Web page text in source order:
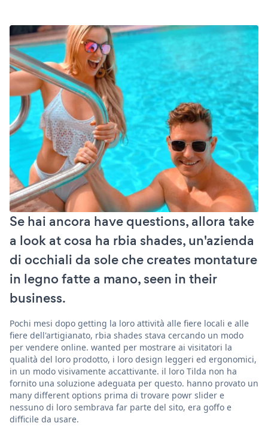
Se hai ancora have questions, allora take
a look at cosa ha rbia shades, un'azienda
di occhiali da sole che creates montature
in legno fatte a mano, seen in their
business.
Pochi mesi dopo getting la loro attività alle fiere locali e alle
fiere dell'artigianato, rbia shades stava cercando un modo
per vendere online. wanted per mostrare ai visitatori la
qualità del loro prodotto, i loro design leggeri ed ergonomici,
in un modo visivamente accattivante. il loro Tilda non ha
fornito una soluzione adeguata per questo. hanno provato un
many different options prima di trovare powr slider e
nessuno di loro sembrava far parte del sito, era goffo e
difficile da usare.